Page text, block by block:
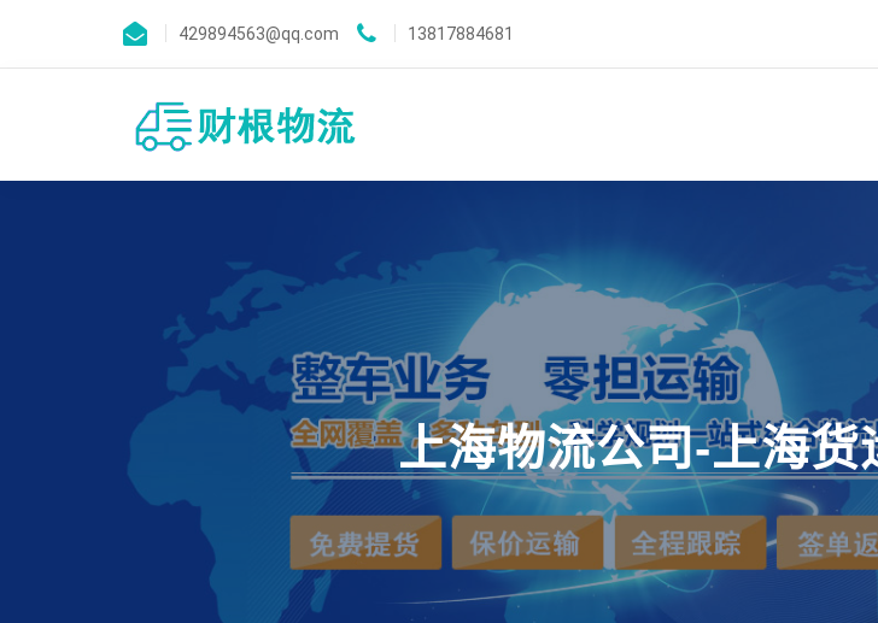
429894563@qq.com 13817884681
上海物流公司-上海